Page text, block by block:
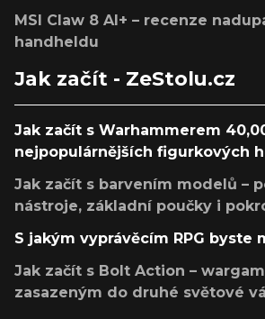
MSI Claw 8 AI+ – recenze
handheldu
Jak začít - ZeStolu.cz
Jak začít s Warhammerem
nejpopulárnějších figurkových
Jak začít s barvením modelů –
nástroje, základní poučky i
S jakým vyprávěcím RPG byste
Jak začít s Bolt Action –
zasazeným do druhé světové